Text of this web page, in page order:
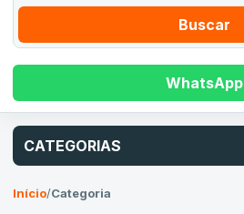
Buscar
WhatsApp
CATEGORIAS
Início/Categoria